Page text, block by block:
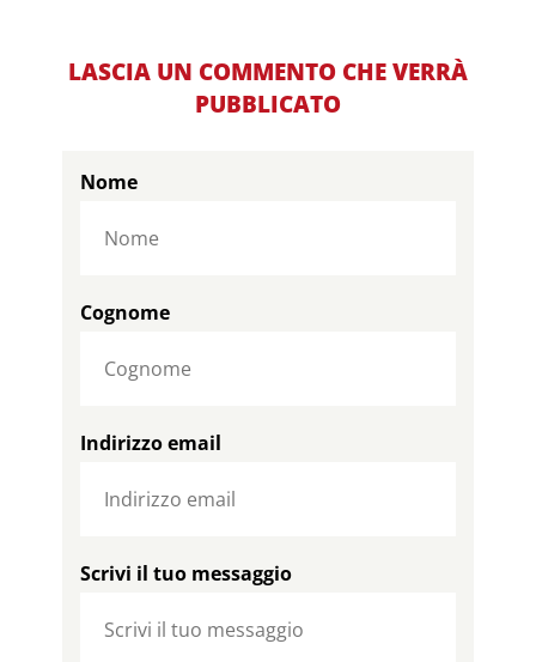
LASCIA UN COMMENTO CHE VERRÀ
PUBBLICATO
Nome
Cognome
Indirizzo email
Scrivi il tuo messaggio